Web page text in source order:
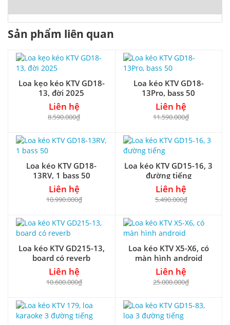
Sản phẩm liên quan
Loa kẹo kéo KTV GD18-
13, đời 2025
Liên hệ
8.590.000₫
Loa kéo KTV GD18-
13Pro, bass 50
Liên hệ
11.590.000₫
Loa kéo KTV GD18-
13RV, 1 bass 50
Liên hệ
10.990.000₫
Loa kéo KTV GD15-16, 3
đường tiếng
Liên hệ
5.490.000₫
Loa kéo KTV GD215-13,
board có reverb
Liên hệ
10.600.000₫
Loa kéo KTV X5-X6, có
màn hình android
Liên hệ
25.000.000₫